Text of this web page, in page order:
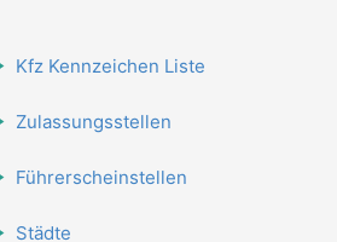
Kfz Kennzeichen Liste
Zulassungsstellen
Führerscheinstellen
Städte